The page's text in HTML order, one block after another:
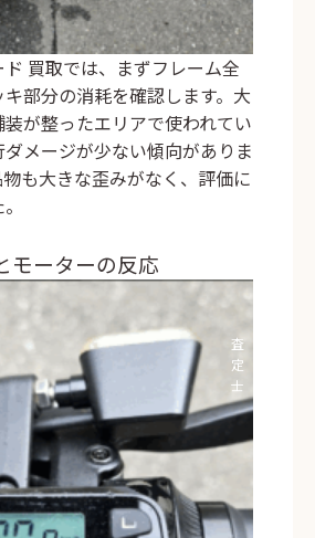
買取では、まずフレーム全
部分の消耗を確認します。大
が整ったエリアで使われてい
メージが少ない傾向がありま
も大きな歪みがなく、評価に
ーターの反応
査
定
士